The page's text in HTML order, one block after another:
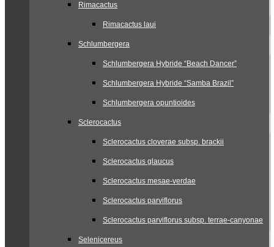
Rimacactus
Rimacactus laui
Schlumbergera
Schlumbergera Hybride “Beach Dancer”
Schlumbergera Hybride “Samba Brazil”
Schlumbergera opuntioides
Sclerocactus
Sclerocactus cloverae subsp. brackii
Sclerocactus glaucus
Sclerocactus mesae-verdae
Sclerocactus parviflorus
Sclerocactus parviflorus subsp. terrae-canyonae
Selenicereus